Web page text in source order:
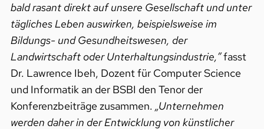
bald rasant direkt auf unsere Gesellschaft und unter
tägliches Leben auswirken, beispielsweise im
Bildungs- und Gesundheitswesen, der
Landwirtschaft oder Unterhaltungsindustrie,”fasst
Dr. Lawrence Ibeh, Dozent für Computer Science
und Informatik an der BSBI den Tenor der
Konferenzbeiträge zusammen. „Unternehmen
werden daher in der Entwicklung von künstlicher